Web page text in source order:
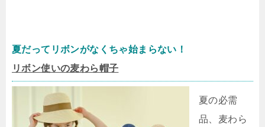
夏だってリボンがなくちゃ始まらない！
リボン使いの麦わら帽子
夏の必需
品、麦わら